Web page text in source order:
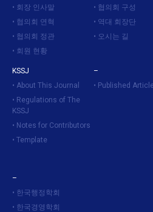
회장 인사말
협의회 연혁
협의회 정관
회원 현황
협의회 구성
역대 회장단
오시는 길
KSSJ
About This Journal
Regulations of The
KSSJ
Notes for Contributors
Template
–
Published
–
한국행정학회
한국경영학회